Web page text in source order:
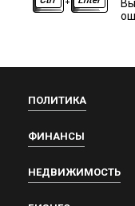
ПОЛИТИКА
ФИНАНСЫ
НЕДВИЖИМОСТЬ